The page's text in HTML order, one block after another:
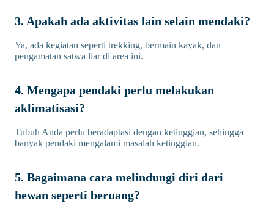
3. Apakah ada aktivitas lain selain mendaki?
Ya, ada kegiatan seperti trekking, bermain kayak, dan
pengamatan satwa liar di area ini.
4. Mengapa pendaki perlu melakukan
aklimatisasi?
Tubuh Anda perlu beradaptasi dengan ketinggian, sehingga
banyak pendaki mengalami masalah ketinggian.
5. Bagaimana cara melindungi diri dari
hewan seperti beruang?